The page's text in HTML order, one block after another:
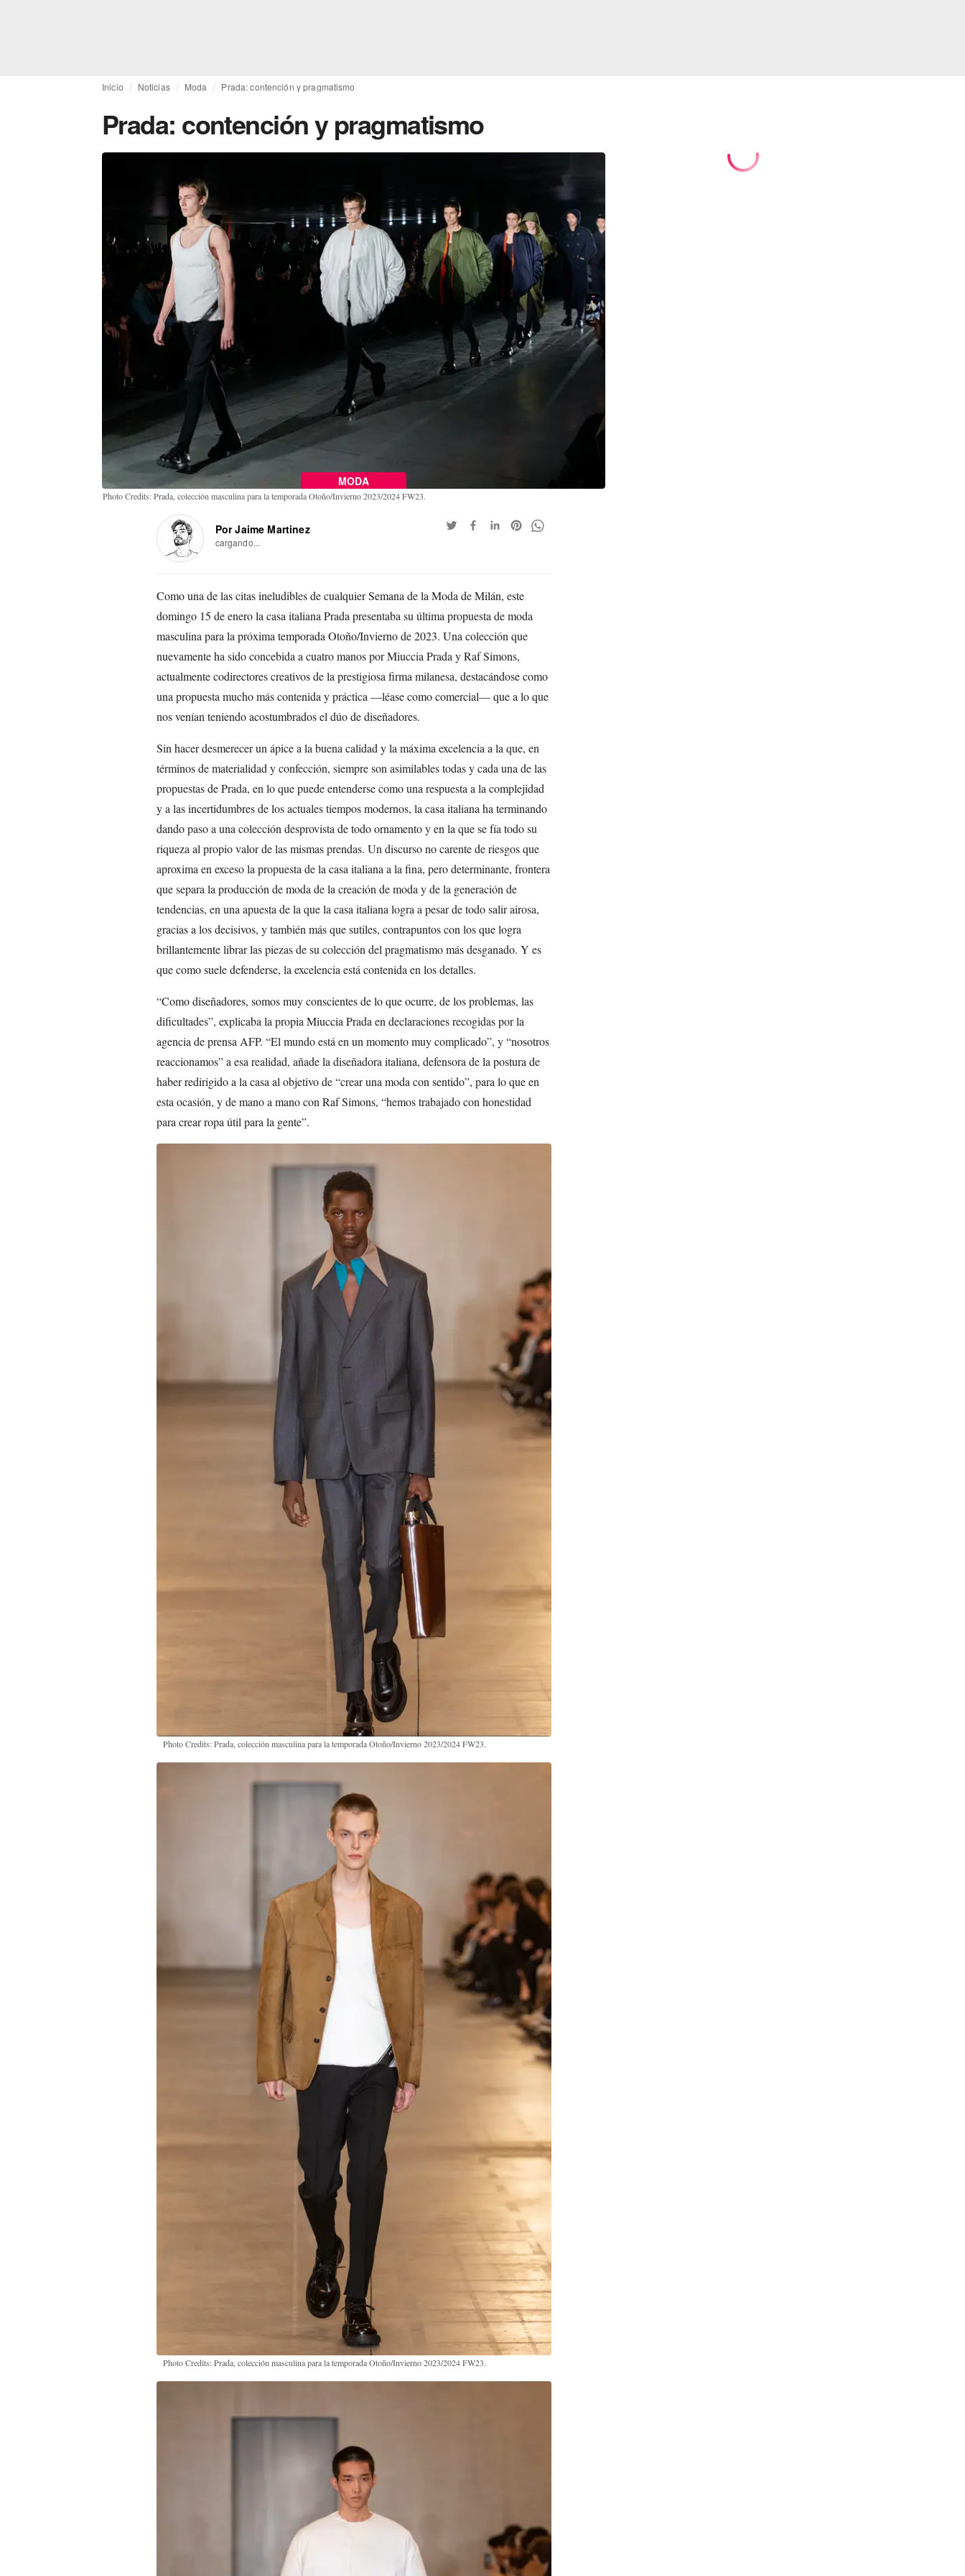
Inicio Noticias Moda Prada: contención y pragmatismo
Prada: contención y pragmatismo
MODA
Photo Credits: Prada, colección masculina para la temporada Otoño/Invierno 2023/2024 FW23.
Por Jaime Martinez
cargando...
Como una de las citas ineludibles de cualquier Semana de la Moda de Milán, este
domingo 15 de enero la casa italiana Prada presentaba su última propuesta de moda
masculina para la próxima temporada Otoño/Invierno de 2023. Una colección que
nuevamente ha sido concebida a cuatro manos por Miuccia Prada y Raf Simons,
actualmente codirectores creativos de la prestigiosa firma milanesa, destacándose como
una propuesta mucho más contenida y práctica —léase como comercial— que a lo que
nos venían teniendo acostumbrados el dúo de diseñadores.
Sin hacer desmerecer un ápice a la buena calidad y la máxima excelencia a la que, en
términos de materialidad y confección, siempre son asimilables todas y cada una de las
propuestas de Prada, en lo que puede entenderse como una respuesta a la complejidad
y a las incertidumbres de los actuales tiempos modernos, la casa italiana ha terminando
dando paso a una colección desprovista de todo ornamento y en la que se fía todo su
riqueza al propio valor de las mismas prendas. Un discurso no carente de riesgos que
aproxima en exceso la propuesta de la casa italiana a la fina, pero determinante, frontera
que separa la producción de moda de la creación de moda y de la generación de
tendencias, en una apuesta de la que la casa italiana logra a pesar de todo salir airosa,
gracias a los decisivos, y también más que sutiles, contrapuntos con los que logra
brillantemente librar las piezas de su colección del pragmatismo más desganado. Y es
que como suele defenderse, la excelencia está contenida en los detalles.
“Como diseñadores, somos muy conscientes de lo que ocurre, de los problemas, las
dificultades”, explicaba la propia Miuccia Prada en declaraciones recogidas por la
agencia de prensa AFP. “El mundo está en un momento muy complicado”, y “nosotros
reaccionamos” a esa realidad, añade la diseñadora italiana, defensora de la postura de
haber redirigido a la casa al objetivo de “crear una moda con sentido”, para lo que en
esta ocasión, y de mano a mano con Raf Simons, “hemos trabajado con honestidad
para crear ropa útil para la gente”.
Photo Credits: Prada, colección masculina para la temporada Otoño/Invierno 2023/2024 FW23.
Photo Credits: Prada, colección masculina para la temporada Otoño/Invierno 2023/2024 FW23.